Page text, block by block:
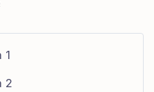
1
2